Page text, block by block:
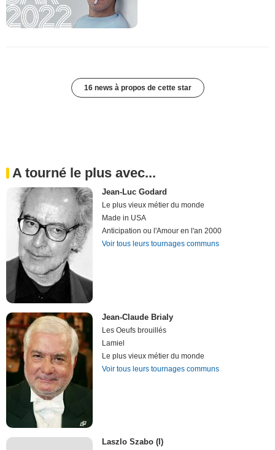
16 news à propos de cette star
A tourné le plus avec...
Jean-Luc Godard
Le plus vieux métier du monde
Made in USA
Anticipation ou l'Amour en l'an 2000
Voir tous leurs tournages communs
Jean-Claude Brialy
Les Oeufs brouillés
Lamiel
Le plus vieux métier du monde
Voir tous leurs tournages communs
Laszlo Szabo (I)